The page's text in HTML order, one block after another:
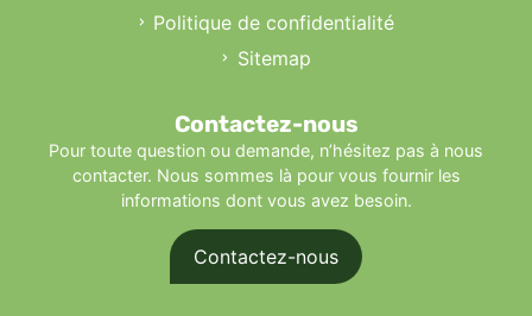
Politique de confidentialité
Sitemap
Contactez-nous
Pour toute question ou demande, n’hésitez pas à nous
contacter. Nous sommes là pour vous fournir les
informations dont vous avez besoin.
Contactez-nous